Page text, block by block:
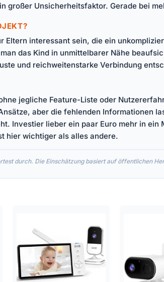
großer Unsicherheitsfaktor. Gerade bei
Eltern interessant sein, die ein
das Kind in unmittelbarer Nähe
und reichweitenstarke Verbindung
jegliche Feature-Liste oder
aber die fehlenden Informationen
Investier lieber ein paar Euro mehr in
hier wichtiger als alles andere.
durch. Die Einschätzung basiert auf öffentlichen